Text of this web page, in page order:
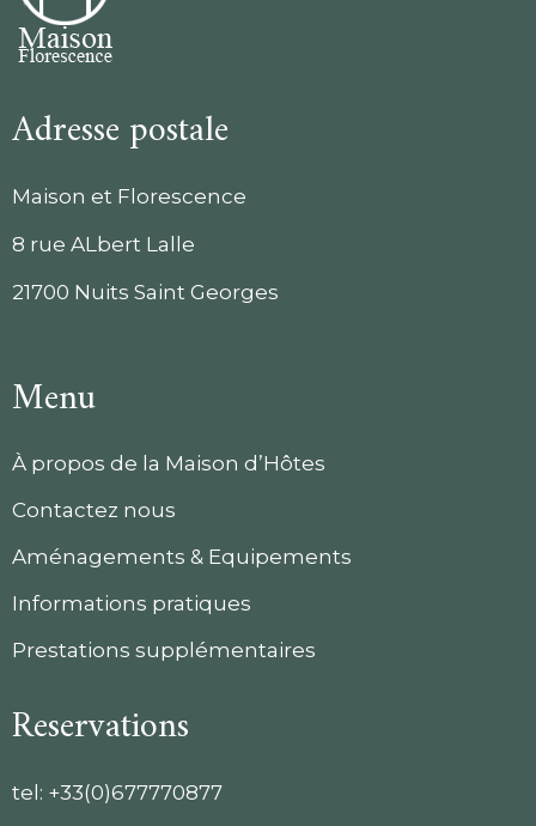
Adresse postale
Maison et Florescence
8 rue ALbert Lalle
21700 Nuits Saint Georges
Menu
À propos de la Maison d’Hôtes
Contactez nous
Aménagements & Equipements
Informations pratiques
Prestations supplémentaires
Reservations
tel: +33(0)677770877